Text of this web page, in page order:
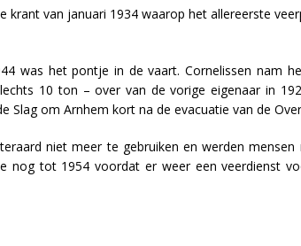
krant van januari 1934 waarop het allereerste
was het pontje in de vaart. Cornelissen nam
10 ton – over van de vorige eigenaar in
Slag om Arnhem kort na de evacuatie van de
niet meer te gebruiken en werden mensen
nog tot 1954 voordat er weer een veerdienst